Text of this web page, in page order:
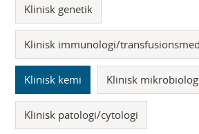
Klinisk genetik
Klinisk immunologi/
Klinisk kemi Klinisk
Klinisk patologi/cytologi